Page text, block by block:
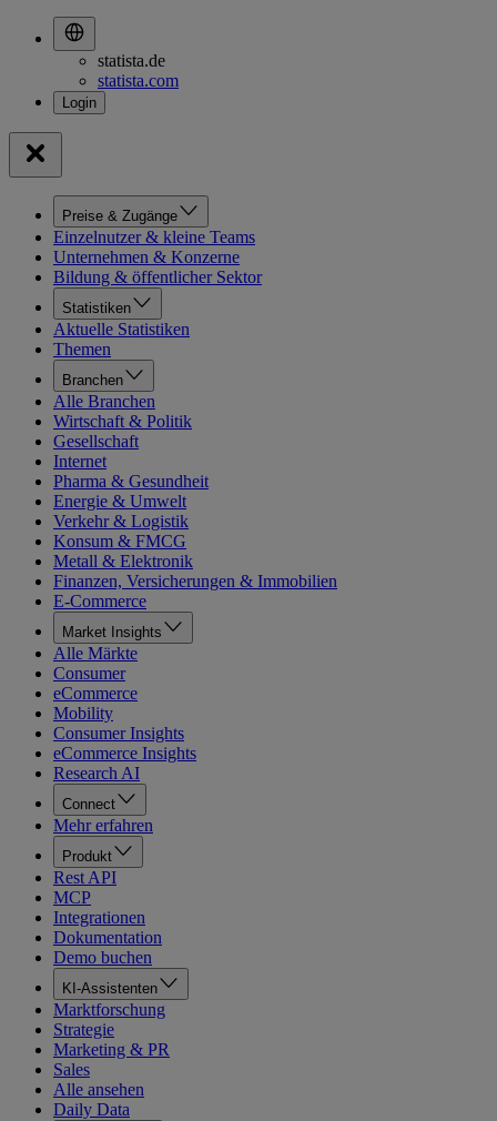
statista.de
statista.com
Preise & Zugänge
Einzelnutzer & kleine Teams
Unternehmen & Konzerne
Bildung & öffentlicher Sektor
Statistiken
Aktuelle Statistiken
Themen
Branchen
Alle Branchen
Wirtschaft & Politik
Gesellschaft
Internet
Pharma & Gesundheit
Energie & Umwelt
Verkehr & Logistik
Konsum & FMCG
Metall & Elektronik
Finanzen, Versicherungen & Immobilien
E-Commerce
Market Insights
Alle Märkte
Consumer
eCommerce
Mobility
Consumer Insights
eCommerce Insights
Research AI
Connect
Mehr erfahren
Produkt
Rest API
MCP
Integrationen
Dokumentation
Demo buchen
KI-Assistenten
Marktforschung
Strategie
Marketing & PR
Sales
Alle ansehen
Daily Data